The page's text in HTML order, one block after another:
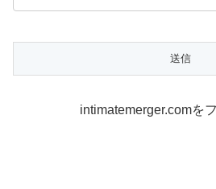
intimatemerger.comを